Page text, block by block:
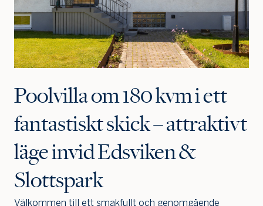
Poolvilla om 180 kvm i ett
fantastiskt skick – attraktivt
läge invid Edsviken &
Slottspark
Välkommen till ett smakfullt och genomgående